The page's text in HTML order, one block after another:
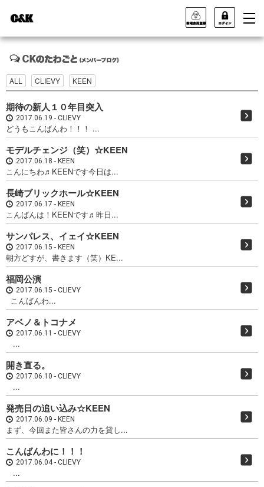
ALL CLIEVY KEEN
期待の新人１０年目突入
2017.06.19 CLIEVY
どうもこんばんわ！！！ ...
モデルチェンジ（笑）☆KEEN
2017.06.18 KEEN
こんにちわ♬KEENです今日は...
長崎ブリックホール☆KEEN
2017.06.17 KEEN
こんばんは！KEENです♬昨日...
サンパレス、イェイ☆KEEN
2017.06.15 KEEN
朝方どすが、書きます（笑）KE...
福岡公演
2017.06.15 CLIEVY
こんばんわ...
アベノ＆トコナメ
2017.06.11 CLIEVY
...
開き直る。
2017.06.10 CLIEVY
...
発売日の追い込み☆KEEN
2017.06.09 KEEN
まず、今回また皆さんの力を貸し...
こんばんわに！！！
2017.06.04 CLIEVY
...